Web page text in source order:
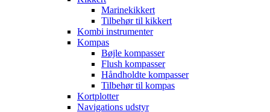
Marinekikkert
Tilbehør til kikkert
Kombi instrumenter
Kompas
Bøjle kompasser
Flush kompasser
Håndholdte kompasser
Tilbehør til kompas
Kortplotter
Navigations udstyr